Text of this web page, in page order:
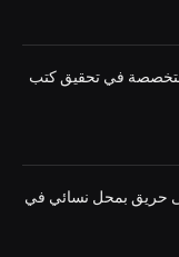
في تحقيق كتب
حريق بمحل نسائي في